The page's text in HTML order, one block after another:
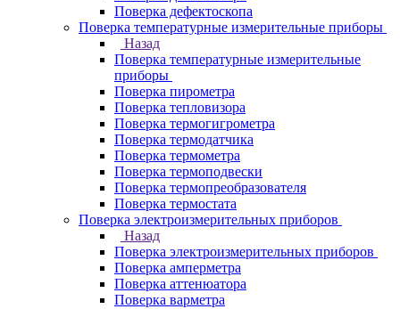
Поверка дефектоскопа
Поверка температурные измерительные приборы
Назад
Поверка температурные измерительные
приборы
Поверка пирометра
Поверка тепловизора
Поверка термогигрометра
Поверка термодатчика
Поверка термометра
Поверка термоподвески
Поверка термопреобразователя
Поверка термостата
Поверка электроизмерительных приборов
Назад
Поверка электроизмерительных приборов
Поверка амперметра
Поверка аттенюатора
Поверка варметра